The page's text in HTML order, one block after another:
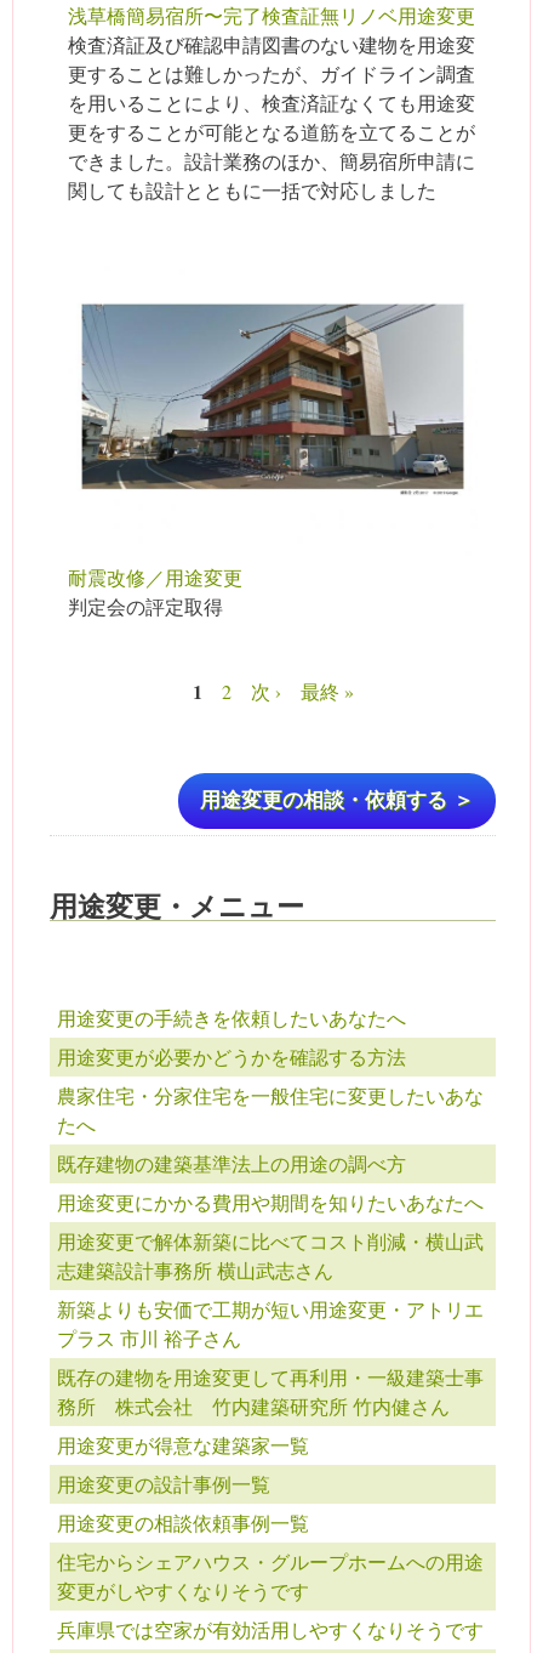
浅草橋簡易宿所〜完了検査証無リノベ用途変更
検査済証及び確認申請図書のない建物を用途変
更することは難しかったが、ガイドライン調査
を用いることにより、検査済証なくても用途変
更をすることが可能となる道筋を立てることが
できました。設計業務のほか、簡易宿所申請に
関しても設計とともに一括で対応しました
耐震改修／用途変更
判定会の評定取得
1 2 次 › 最終 »
用途変更の相談・依頼する ＞
用途変更・メニュー
用途変更の手続きを依頼したいあなたへ
用途変更が必要かどうかを確認する方法
農家住宅・分家住宅を一般住宅に変更したいあな
たへ
既存建物の建築基準法上の用途の調べ方
用途変更にかかる費用や期間を知りたいあなたへ
用途変更で解体新築に比べてコスト削減・横山武
志建築設計事務所 横山武志さん
新築よりも安価で工期が短い用途変更・アトリエ
プラス 市川 裕子さん
既存の建物を用途変更して再利用・一級建築士事
務所 株式会社 竹内建築研究所 竹内健さん
用途変更が得意な建築家一覧
用途変更の設計事例一覧
用途変更の相談依頼事例一覧
住宅からシェアハウス・グループホームへの用途
変更がしやすくなりそうです
兵庫県では空家が有効活用しやすくなりそうです